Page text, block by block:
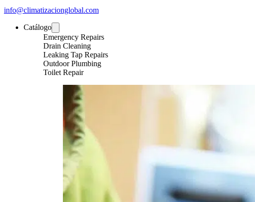
info@climatizacionglobal.com
Catálogo
Emergency Repairs
Drain Cleaning
Leaking Tap Repairs
Outdoor Plumbing
Toilet Repair